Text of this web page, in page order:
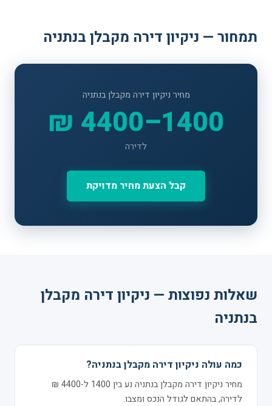
תמחור — ניקיון דירה מקבלן בנתניה
מחיר ניקיון דירה מקבלן בנתניה
1400–4400 ₪
לדירה
קבל הצעת מחיר מדויקת
שאלות נפוצות — ניקיון דירה מקבלן
בנתניה
כמה עולה ניקיון דירה מקבלן בנתניה?
מחיר ניקיון דירה מקבלן בנתניה נע בין 1400 ל-4400 ₪
לדירה, בהתאם לגודל הנכס ומצבו.